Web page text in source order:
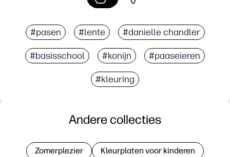
#pasen #lente #danielle chandler
#basisschool #konijn #paaseieren
#kleuring
Andere collecties
Zomerplezier Kleurplaten voor kinderen